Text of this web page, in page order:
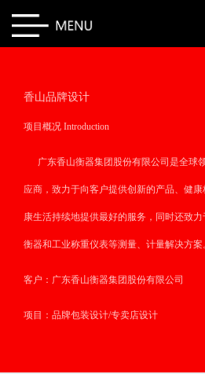
香山品牌设计
项目概况 Introduction
广东香山衡器集团股份有限公司是全球
应商，致力于向客户提供创新的产品、健
康生活持续地提供最好的服务，同时还致
衡器和工业称重仪表等测量、计量解决方案
客户：广东香山衡器集团股份有限公司
项目：品牌包装设计/专卖店设计